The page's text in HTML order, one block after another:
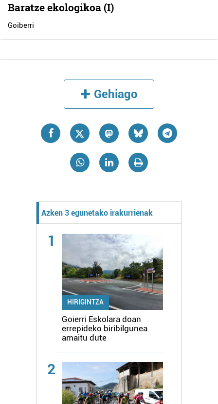
Baratze ekologikoa (I)
Goiberri
Gehiago
Azken 3 egunetako irakurrienak
1
HIRIGINTZA
Goierri Eskolara doan
errepideko biribilgunea
amaitu dute
2